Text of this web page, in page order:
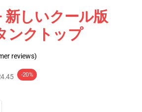
新しいクール版
ンクトップ
reviews)
-20%